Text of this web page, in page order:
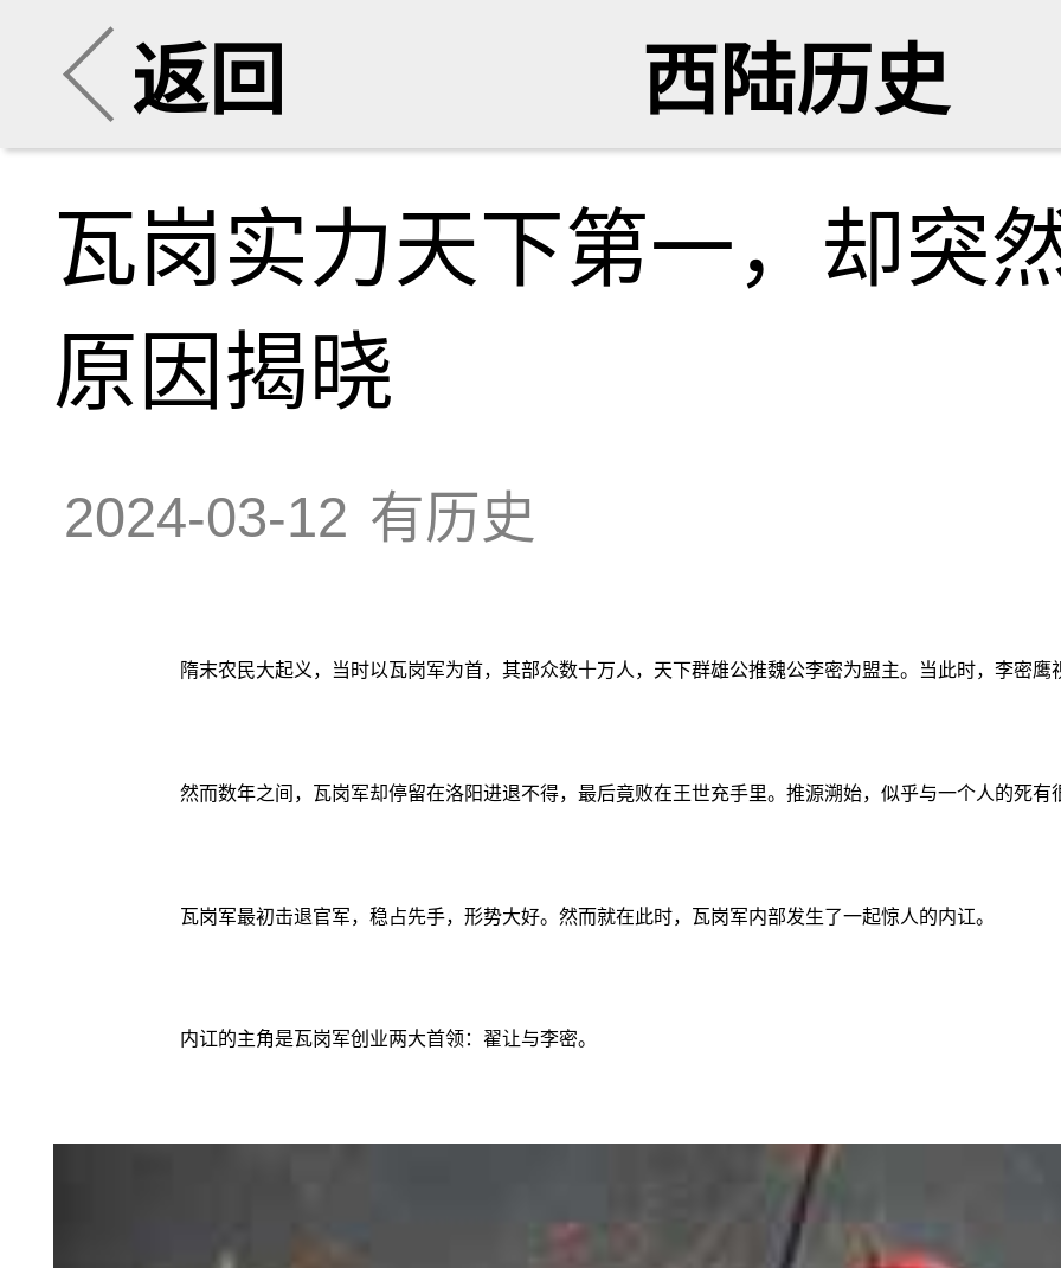
返回 西陆历史
瓦岗实力天下第一，却突
原因揭晓
2024-03-12 有历史
隋末农民大起义，当时以瓦岗军为首，其部众数十万人，天下群雄公推魏公李密为盟主。当此时，李密
然而数年之间，瓦岗军却停留在洛阳进退不得，最后竟败在王世充手里。推源溯始，似乎与一个人的死有
瓦岗军最初击退官军，稳占先手，形势大好。然而就在此时，瓦岗军内部发生了一起惊人的内讧。
内讧的主角是瓦岗军创业两大首领：翟让与李密。